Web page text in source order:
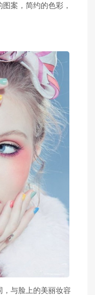
案，简约的色彩，
与脸上的美丽妆容